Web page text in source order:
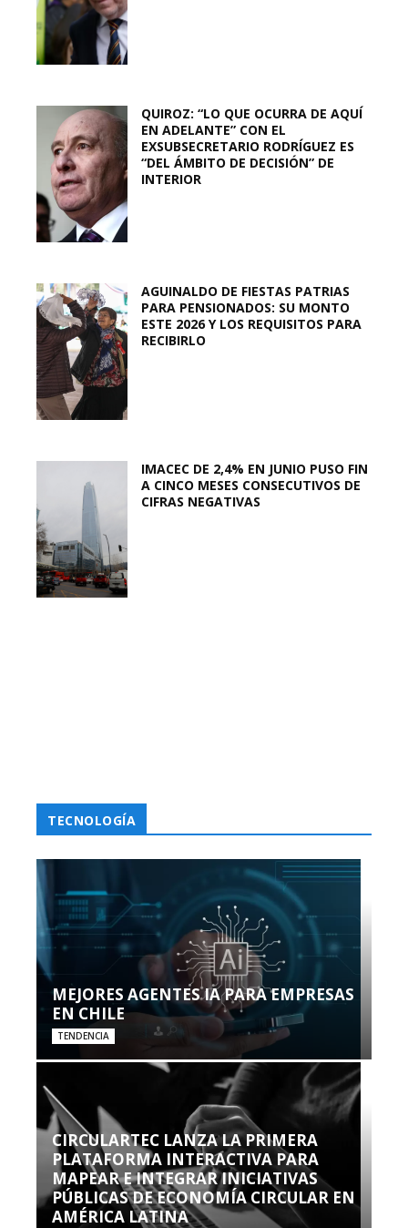
QUIROZ: “LO QUE OCURRA DE AQUÍ
EN ADELANTE” CON EL
EXSUBSECRETARIO RODRÍGUEZ ES
“DEL ÁMBITO DE DECISIÓN” DE
INTERIOR
AGUINALDO DE FIESTAS PATRIAS
PARA PENSIONADOS: SU MONTO
ESTE 2026 Y LOS REQUISITOS PARA
RECIBIRLO
IMACEC DE 2,4% EN JUNIO PUSO FIN
A CINCO MESES CONSECUTIVOS DE
CIFRAS NEGATIVAS
TECNOLOGÍA
MEJORES AGENTES IA PARA EMPRESAS
EN CHILE
TENDENCIA
CIRCULARTEC LANZA LA PRIMERA
PLATAFORMA INTERACTIVA PARA
MAPEAR E INTEGRAR INICIATIVAS
PÚBLICAS DE ECONOMÍA CIRCULAR EN
AMÉRICA LATINA